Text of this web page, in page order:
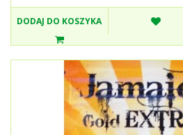
DODAJ DO KOSZYKA